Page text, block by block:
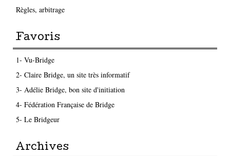
Règles, arbitrage
Favoris
1- Vu-Bridge
2- Claire Bridge, un site très informatif
3- Adélie Bridge, bon site d'initiation
4- Fédération Française de Bridge
5- Le Bridgeur
Archives